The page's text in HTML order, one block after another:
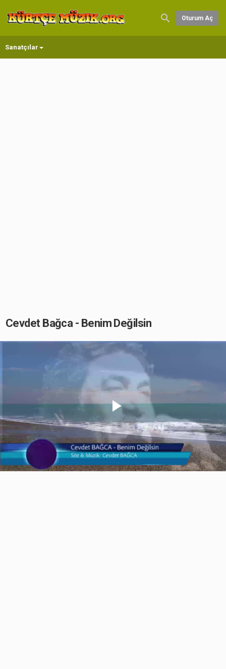
Oturum Aç
Sanatçılar
Cevdet Bağca - Benim Değilsin
Play
Video